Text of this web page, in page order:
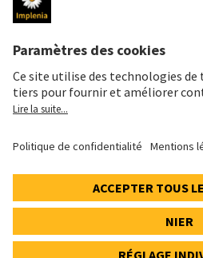
LÉGAL
Mentions légales
Données personnelles
Déclaration cookies et social media
© 2026 Implenia